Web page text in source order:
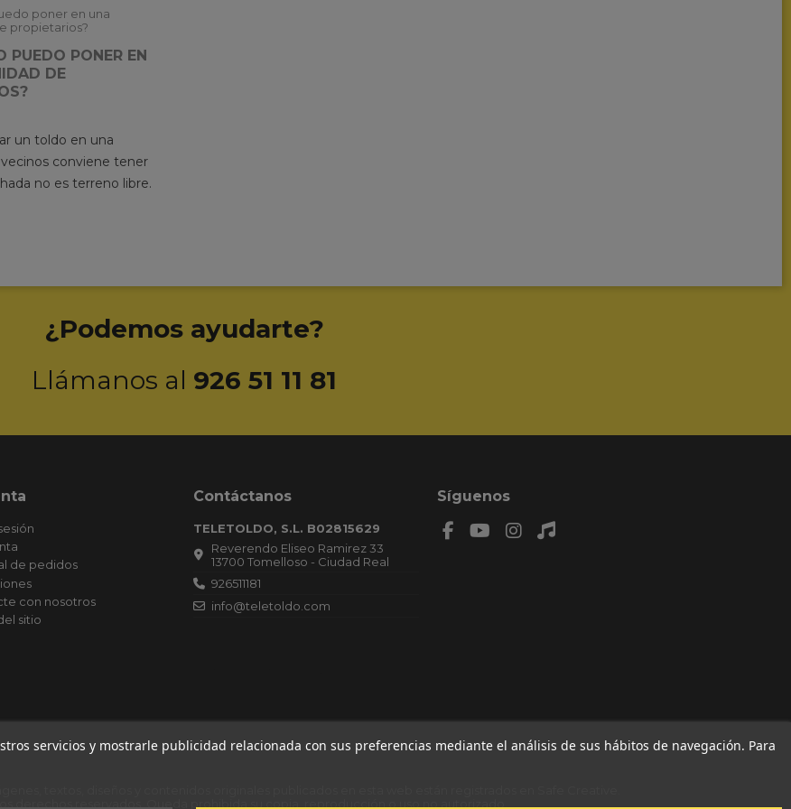
PUEDO PONER EN
DE
un toldo en una
conviene tener
no es terreno libre.
¿Podemos ayudarte?
Llámanos al 926 51 11 81
de pedidos
con nosotros
sitio
Contáctanos
TELETOLDO, S.L. B02815629
Reverendo Eliseo Ramirez 33
13700 Tomelloso - Ciudad Real
926511181
info@teletoldo.com
servicios y mostrarle publicidad relacionada con sus preferencias mediante el análisis de sus hábitos de navegación. Para
Síguenos